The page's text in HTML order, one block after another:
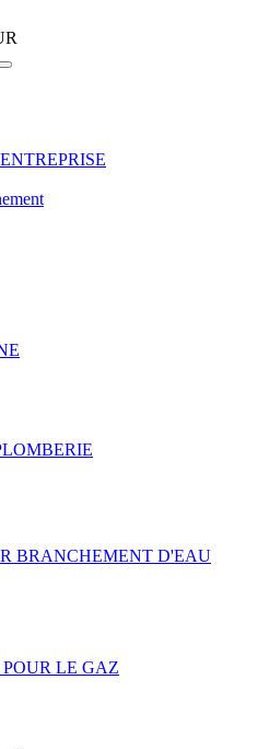
BRANCHEMENT D'EAU
LE GAZ